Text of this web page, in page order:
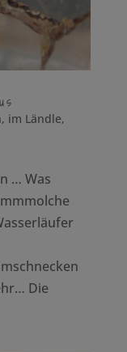
, im Ländle,
… Was
Die